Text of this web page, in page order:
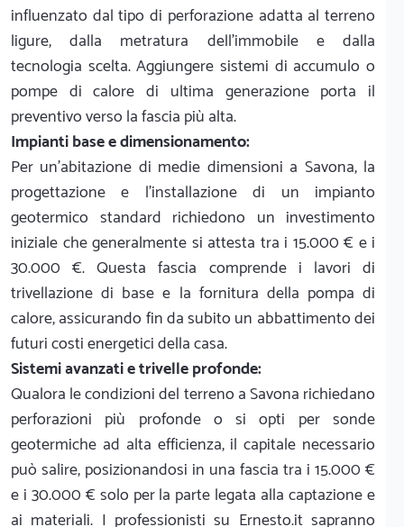
influenzato dal tipo di perforazione adatta al terreno
ligure, dalla metratura dell'immobile e dalla
tecnologia scelta. Aggiungere sistemi di accumulo o
pompe di calore di ultima generazione porta il
preventivo verso la fascia più alta.
Impianti base e dimensionamento:
Per un'abitazione di medie dimensioni a Savona, la
progettazione e l'installazione di un impianto
geotermico standard richiedono un investimento
iniziale che generalmente si attesta tra i 15.000 € e i
30.000 €. Questa fascia comprende i lavori di
trivellazione di base e la fornitura della pompa di
calore, assicurando fin da subito un abbattimento dei
futuri costi energetici della casa.
Sistemi avanzati e trivelle profonde:
Qualora le condizioni del terreno a Savona richiedano
perforazioni più profonde o si opti per sonde
geotermiche ad alta efficienza, il capitale necessario
può salire, posizionandosi in una fascia tra i 15.000 €
e i 30.000 € solo per la parte legata alla captazione e
ai materiali. I professionisti su Ernesto.it sapranno